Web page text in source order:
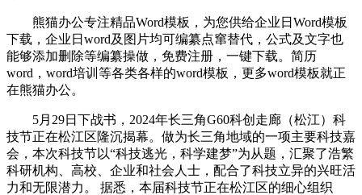
熊猫办公专注精品Word模板，为您供给企业日Word模板
下载，企业日word及图片均可编纂点窜替代，公式及文字也
能够添加删除等编纂操做，免费注册，一键下载。简历
word，word培训等各类各样的word模板，更多word模板就正
在熊猫办公。
5月29日下战书，2024年长三角G60科创走廊（松江）科
技节正在松江区隆沉揭幕。做为长三角地域的一项主要科技嘉
会，本次科技节以“科技逃光，科学建梦”为从题，汇聚了浩繁
科研机构、高校、企业和社会人士，配合了科技立异的兴旺活
力和无限潜力。 据悉，本届科技节正在松江区的细心组织